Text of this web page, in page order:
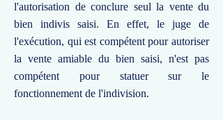
l'autorisation de conclure seul la vente du
bien indivis saisi. En effet, le juge de
l'exécution, qui est compétent pour autoriser
la vente amiable du bien saisi, n'est pas
compétent pour statuer sur le
fonctionnement de l'indivision.